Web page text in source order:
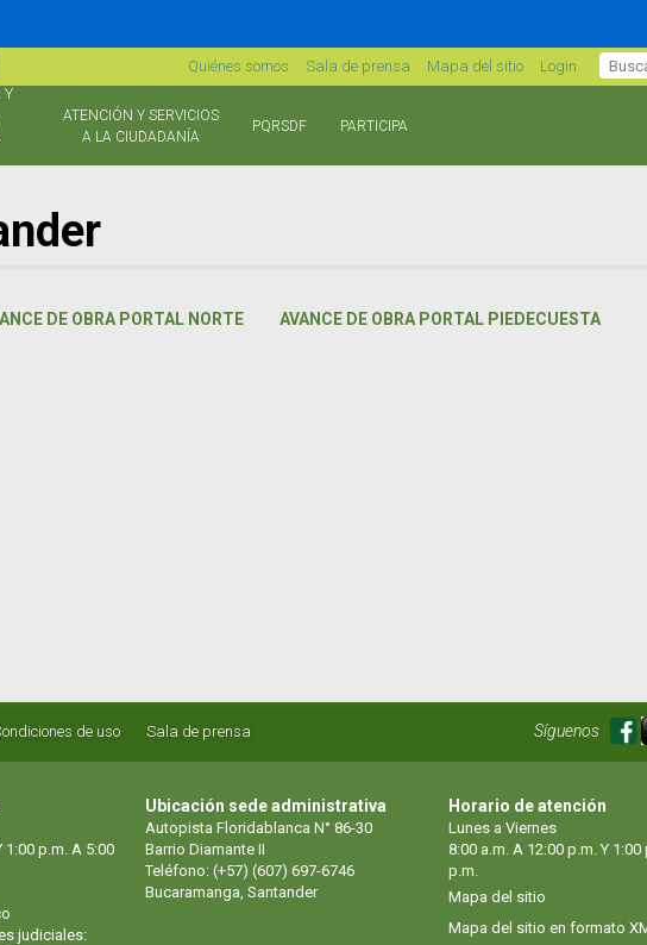
Quiénes somos Sala de prensa Mapa del sitio Login
Y
ATENCIÓN Y SERVICIOS
A LA CIUDADANÍA
PQRSDF PARTICIPA
DE OBRA PORTAL NORTE AVANCE DE OBRA PORTAL PIEDECUESTA
de uso Sala de prensa Síguenos
1:00 p.m. A 5:00
judiciales:
Ubicación sede administrativa
Autopista Floridablanca N° 86-30
Barrio Diamante II
Teléfono: (+57) (607) 697-6746
Bucaramanga, Santander
Horario de atención
Lunes a Viernes
8:00 a.m. A 12:00 p.m. Y 1:00
p.m.
Mapa del sitio
Mapa del sitio en formato